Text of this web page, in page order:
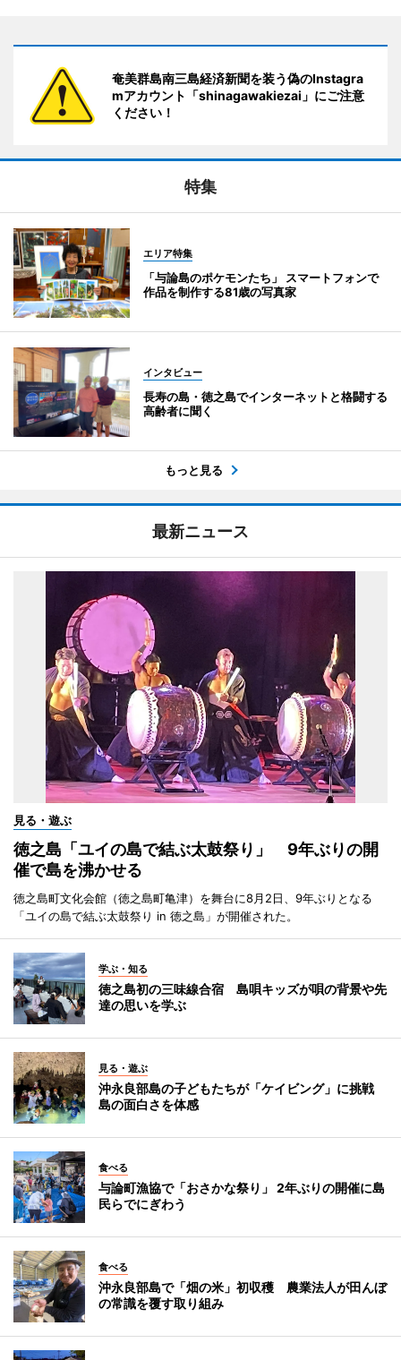
奄美群島南三島経済新聞を装う偽のInstagra
mアカウント「shinagawakiezai」にご注意
ください！
特集
エリア特集
「与論島のポケモンたち」 スマートフォンで
作品を制作する81歳の写真家
インタビュー
長寿の島・徳之島でインターネットと格闘する
高齢者に聞く
もっと見る
最新ニュース
見る・遊ぶ
徳之島「ユイの島で結ぶ太鼓祭り」 9年ぶりの開
催で島を沸かせる
徳之島町文化会館（徳之島町亀津）を舞台に8月2日、9年ぶりとなる
「ユイの島で結ぶ太鼓祭り in 徳之島」が開催された。
学ぶ・知る
徳之島初の三味線合宿 島唄キッズが唄の背景や先
達の思いを学ぶ
見る・遊ぶ
沖永良部島の子どもたちが「ケイビング」に挑戦
島の面白さを体感
食べる
与論町漁協で「おさかな祭り」 2年ぶりの開催に島
民らでにぎわう
食べる
沖永良部島で「畑の米」初収穫 農業法人が田んぼ
の常識を覆す取り組み